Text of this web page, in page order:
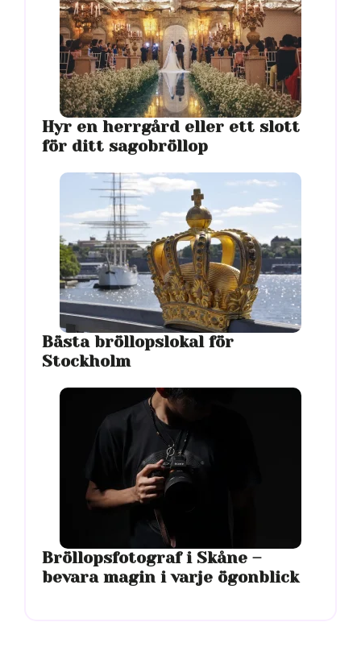
Hyr en herrgård eller ett slott
för ditt sagobröllop
Bästa bröllopslokal för
Stockholm
Bröllopsfotograf i Skåne –
bevara magin i varje ögonblick